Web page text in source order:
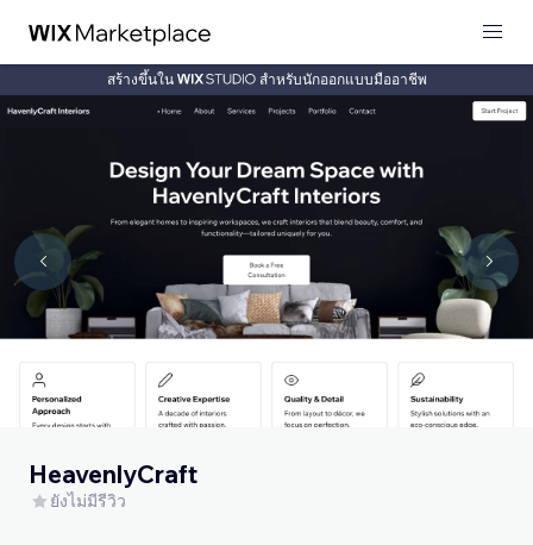
สร้างขึ้นใน สำหรับนักออกแบบมืออาชีพ
HeavenlyCraft
ยังไม่มีรีวิว